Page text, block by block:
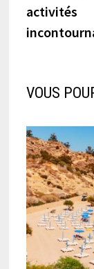
activités
VOUS